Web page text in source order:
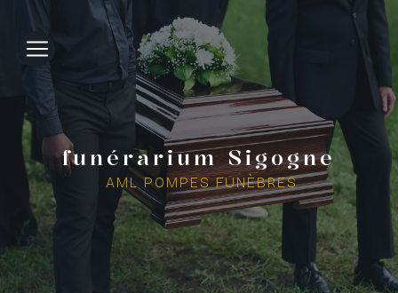
funérarium Sigogne
AML POMPES FUNÈBRES
Panneau de gestion des cookies